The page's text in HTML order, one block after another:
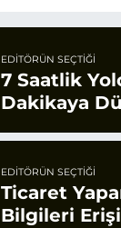
EDITÖRÜN SEÇTIĞI
7 Saatlik
Dakikaya
EDITÖRÜN SEÇTIĞI
Ticaret
Bilgileri